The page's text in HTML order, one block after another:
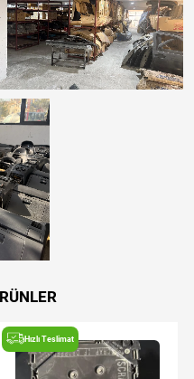
Hızlı Teslimat